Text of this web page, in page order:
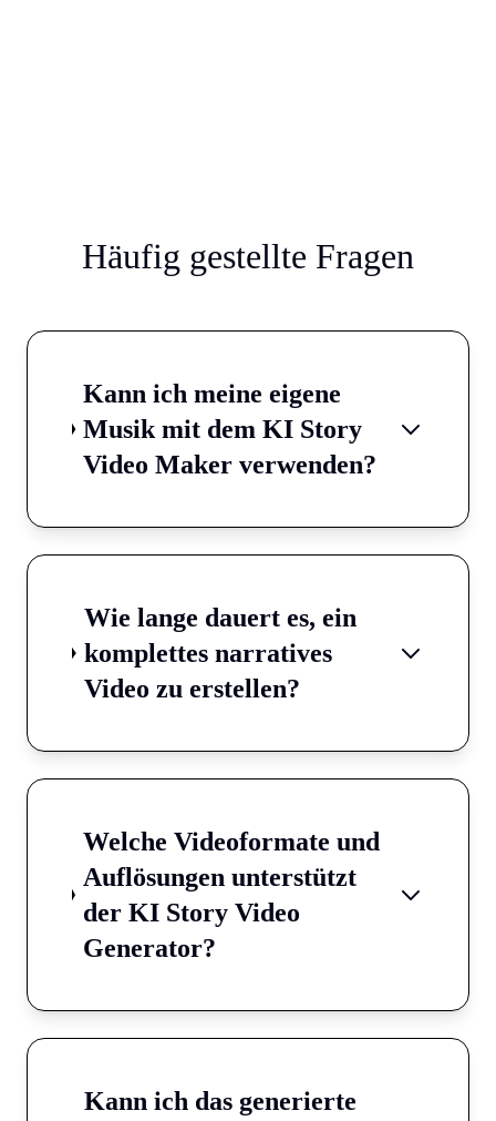
Häufig gestellte Fragen
Kann ich meine eigene
Musik mit dem KI Story
Video Maker verwenden?
Wie lange dauert es, ein
komplettes narratives
Video zu erstellen?
Welche Videoformate und
Auflösungen unterstützt
der KI Story Video
Generator?
Kann ich das generierte